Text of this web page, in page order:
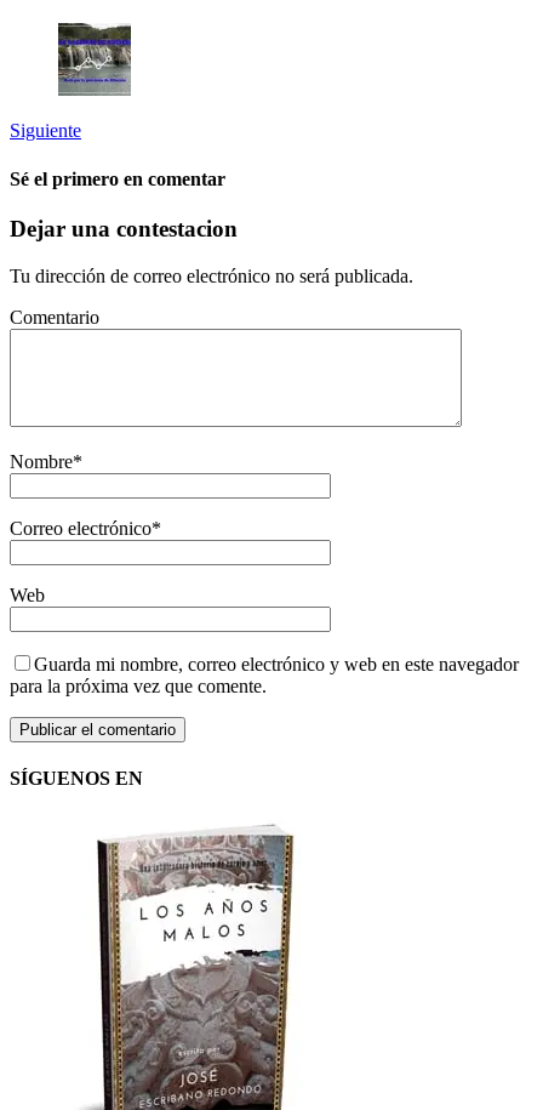
Siguiente
Sé el primero en comentar
Dejar una contestacion
Tu dirección de correo electrónico no será publicada.
Comentario
Nombre*
Correo electrónico*
Web
Guarda mi nombre, correo electrónico y web en este navegador
para la próxima vez que comente.
SÍGUENOS EN